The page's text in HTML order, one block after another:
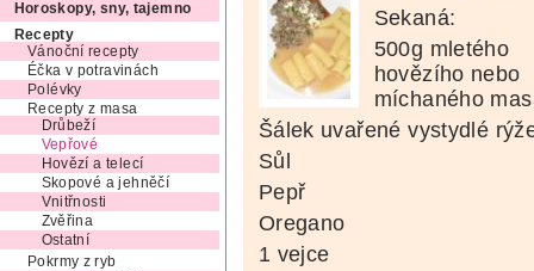
Horoskopy, sny, tajemno
Recepty
Vánoční recepty
Éčka v potravinách
Polévky
Recepty z masa
Drůbeží
Vepřové
Hovězí a telecí
Skopové a jehněčí
Vnitřnosti
Zvěřina
Ostatní
Pokrmy z ryb
Sekaná:
500g mletého
hovězího nebo
míchaného
Šálek uvařené vystydlé
Sůl
Pepř
Oregano
1 vejce